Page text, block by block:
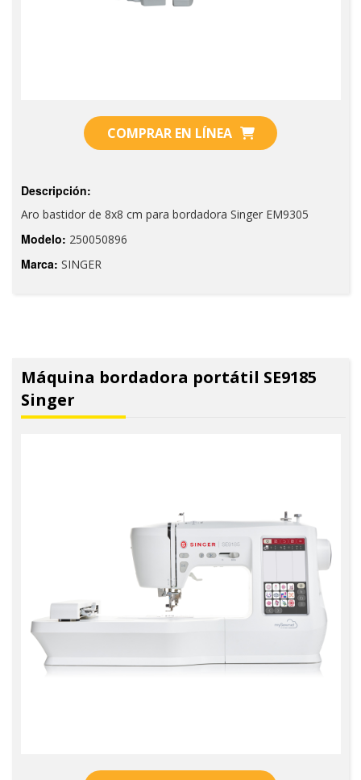
COMPRAR EN LÍNEA
Descripción:
Aro bastidor de 8x8 cm para bordadora Singer EM9305
Modelo: 250050896
Marca: SINGER
Máquina bordadora portátil SE9185
Singer